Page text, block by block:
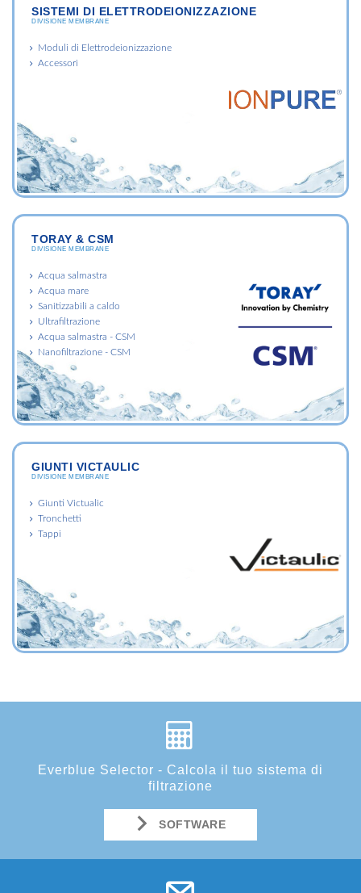
SISTEMI DI ELETTRODEIONIZZAZIONE
DIVISIONE MEMBRANE
Moduli di Elettrodeionizzazione
Accessori
TORAY & CSM
DIVISIONE MEMBRANE
Acqua salmastra
Acqua mare
Sanitizzabili a caldo
Ultrafiltrazione
Acqua salmastra - CSM
Nanofiltrazione - CSM
GIUNTI VICTAULIC
DIVISIONE MEMBRANE
Giunti Victualic
Tronchetti
Tappi
Everblue Selector - Calcola il tuo sistema di
filtrazione
SOFTWARE